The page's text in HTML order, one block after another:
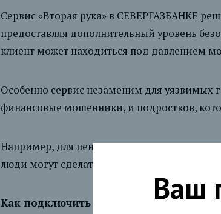
Сервис «Вторая рука» в СЕВЕРГАЗБАНКЕ
предоставляя дополнительный уровень
клиент может находиться под давлением
Особенно сервис незаменим для уязвимых
финансовые мошенники, и подростков,
Например, для пенсионеров таким
люди могут сделать доверенным лицом
Как подключить сервис Ваш